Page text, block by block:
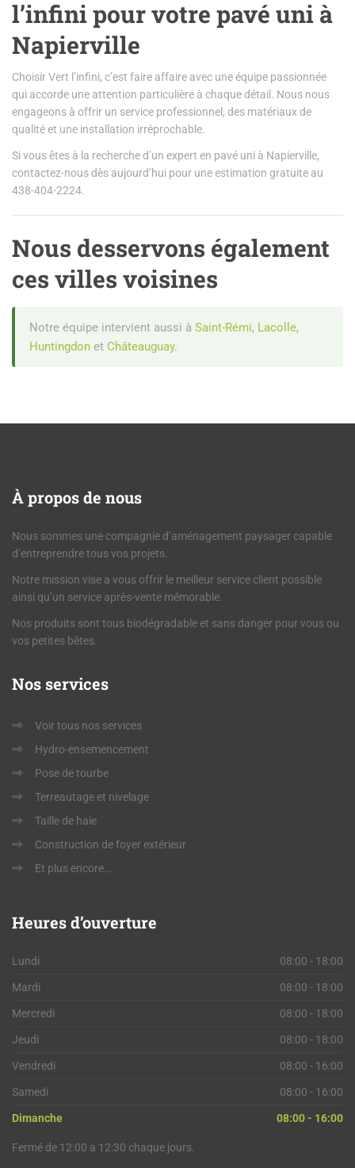
l’infini pour votre pavé uni à
Napierville
Choisir Vert l’infini, c’est faire affaire avec une équipe passionnée
qui accorde une attention particulière à chaque détail. Nous nous
engageons à offrir un service professionnel, des matériaux de
qualité et une installation irréprochable.
Si vous êtes à la recherche d’un expert en pavé uni à Napierville,
contactez-nous dès aujourd’hui pour une estimation gratuite au
438-404-2224.
Nous desservons également
ces villes voisines
Notre équipe intervient aussi à Saint-Rémi, Lacolle,
Huntingdon et Châteauguay.
Àpropos de nous
Nous sommes une compagnie d’aménagement paysager capable
d’entreprendre tous vos projets.
Notre mission vise a vous offrir le meilleur service client possible
ainsi qu’un service après-vente mémorable.
Nos produits sont tous biodégradable et sans danger pour vous ou
vos petites bêtes.
Nos services
Voir tous nos services
Hydro-ensemencement
Pose de tourbe
Terreautage et nivelage
Taille de haie
Construction de foyer extérieur
Et plus encore…
Heuresd’ouverture
Lundi 08:00 - 18:00
Mardi 08:00 - 18:00
Mercredi 08:00 - 18:00
Jeudi 08:00 - 18:00
Vendredi 08:00 - 16:00
Samedi 08:00 - 16:00
Dimanche 08:00 - 16:00
Fermé de 12:00 a 12:30 chaque jours.